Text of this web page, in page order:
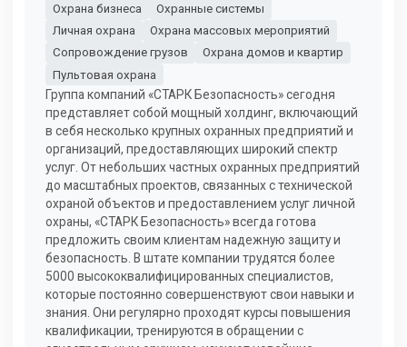
Охрана бизнеса
Охранные системы
Личная охрана
Охрана массовых мероприятий
Сопровождение грузов
Охрана домов и квартир
Пультовая охрана
Группа компаний «СТАРК Безопасность» сегодня
представляет собой мощный холдинг, включающий
в себя несколько крупных охранных предприятий и
организаций, предоставляющих широкий спектр
услуг. От небольших частных охранных предприятий
до масштабных проектов, связанных с технической
охраной объектов и предоставлением услуг личной
охраны, «СТАРК Безопасность» всегда готова
предложить своим клиентам надежную защиту и
безопасность. В штате компании трудятся более
5000 высококвалифицированных специалистов,
которые постоянно совершенствуют свои навыки и
знания. Они регулярно проходят курсы повышения
квалификации, тренируются в обращении с